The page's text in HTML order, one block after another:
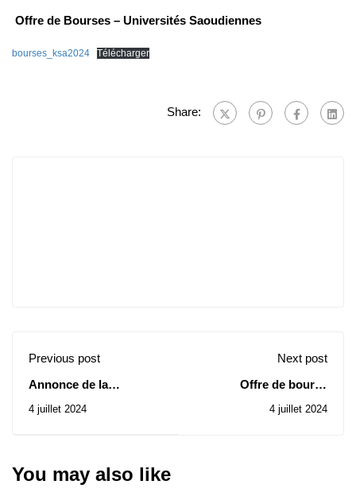
Offre de Bourses – Universités Saoudiennes
bourses_ksa2024 Télécharger
Share:
Previous post
Annonce de la
de recours pour les
4 juillet 2024
Next post
Offre de bourse
Séoul National
4 juillet 2024
You may also like